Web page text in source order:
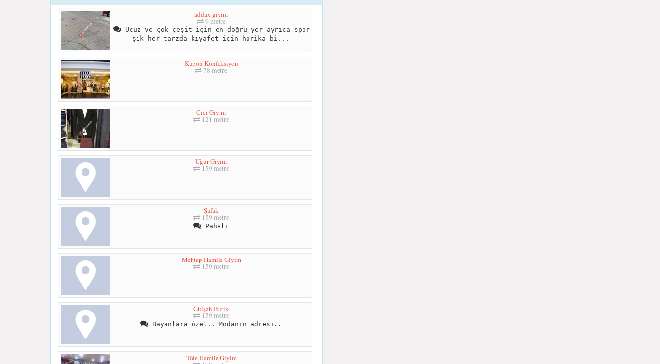
addax giyim
9 metre
Ucuz ve çok çeşit için en doğru yer ayrıca sppr
şık her tarzda kıyafet için harika bi...
Kupon Konfeksiyon
78 metre
Cici Giyim
121 metre
Uğur Giyim
159 metre
Şafak
159 metre
Pahalı
Mehtap Hamile Giyim
159 metre
Gülşah Butik
159 metre
Bayanlara özel.. Modanın adresi..
Töle Hamile Giyim